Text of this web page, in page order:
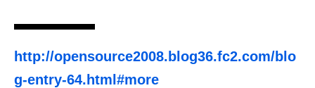
http://opensource2008.blog36.fc2.com/blo
g-entry-64.html#more